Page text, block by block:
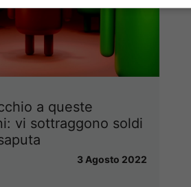
a queste
vi sottraggono soldi
3 Agosto 2022